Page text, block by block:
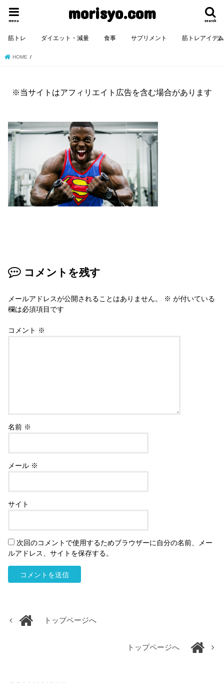
morisyo.com search
menu
筋トレ ダイエット・減量 食事 サプリメント 筋トレアイテム
HOME
※当サイトはアフィリエイト広告を含む場合があります
コメントを残す
メールアドレスが公開されることはありません。 ※ が付いている
欄は必須項目です
コメント ※
名前 ※
メール ※
サイト
次回のコメントで使用するためブラウザーに自分の名前、メー
ルアドレス、サイトを保存する。
トップページへ
トップページへ